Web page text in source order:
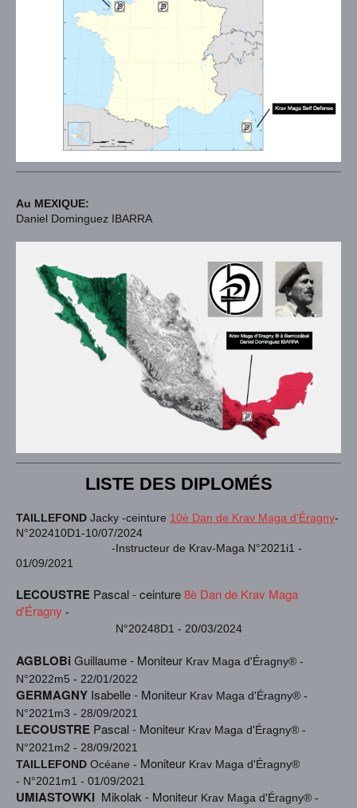
Au MEXIQUE:
Daniel Dominguez IBARRA
LISTE DES DIPLOMÉS
TAILLEFOND Jacky -ceinture 10è Dan de Krav Maga d'Éragny-
N°202410D1-10/07/2024
-Instructeur de Krav-Maga N°2021i1 -
01/09/2021
LECOUSTRE Pascal - ceinture8è Dan de Krav Maga
d'Éragny -
N°20248D1 - 20/03/2024
AGBLOBi Guillaume - Moniteur Krav Maga d'Éragny® -
N°2022m5 - 22/01/2022
GERMAGNY Isabelle - Moniteur Krav Maga d'Éragny® -
N°2021m3 - 28/09/2021
LECOUSTRE Pascal - Moniteur Krav Maga d'Éragny® -
N°2021m2 - 28/09/2021
TAILLEFOND Océane - Moniteur Krav Maga d'Éragny®
- N°2021m1 - 01/09/2021
UMIASTOWKI Mikolak - Moniteur Krav Maga d'Éragny® -